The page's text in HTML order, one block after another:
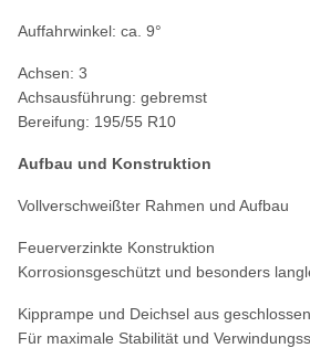
Auffahrwinkel: ca. 9°
Achsen: 3
Achsausführung: gebremst
Bereifung: 195/55 R10
Aufbau und Konstruktion
Vollverschweißter Rahmen und Aufbau
Feuerverzinkte Konstruktion
Korrosionsgeschützt und besonders
Kipprampe und Deichsel aus
Für maximale Stabilität und